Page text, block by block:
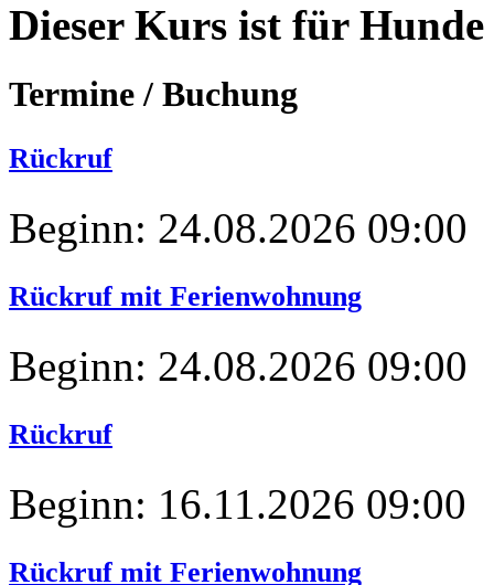
Dieser Kurs ist für
Termine / Buchung
Rückruf
Beginn: 24.08.2026 09:00
Rückruf mit Ferienwohnung
Beginn: 24.08.2026 09:00
Rückruf
Beginn: 16.11.2026 09:00
Rückruf mit Ferienwohnung